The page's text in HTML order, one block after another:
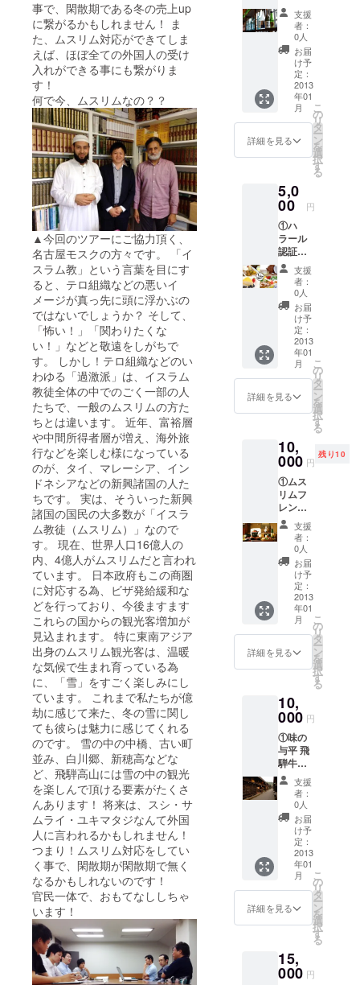
事で、閑散期である冬の売上up
に繋がるかもしれません！ ま
た、ムスリム対応ができてしま
えば、ほぼ全ての外国人の受け
入れができる事にも繋がりま
す！
何で今、ムスリムなの？？
▲今回のツアーにご協力頂く、
名古屋モスクの方々です。 「イ
スラム教」という言葉を目にす
ると、テロ組織などの悪いイ
メージが真っ先に頭に浮かぶの
ではないでしょうか？ そして、
「怖い！」「関わりたくな
い！」などと敬遠をしがちで
す。 しかし！テロ組織などのい
わゆる「過激派」は、イスラム
教徒全体の中でのごく一部の人
たちで、一般のムスリムの方た
ちとは違います。 近年、富裕層
や中間所得者層が増え、海外旅
行などを楽しむ様になっている
のが、タイ、マレーシア、イン
ドネシアなどの新興諸国の人た
ちです。 実は、そういった新興
諸国の国民の大多数が「イスラ
ム教徒（ムスリム）」なので
す。 現在、世界人口16億人の
内、4億人がムスリムだと言われ
ています。 日本政府もこの商圏
に対応する為、ビザ発給緩和な
どを行っており、今後ますます
これらの国からの観光客増加が
見込まれます。 特に東南アジア
出身のムスリム観光客は、温暖
な気候で生まれ育っている為
に、「雪」をすごく楽しみにし
ています。 これまで私たちが億
劫に感じて来た、冬の雪に関し
ても彼らは魅力に感じてくれる
のです。 雪の中の中橋、古い町
並み、白川郷、新穂高などな
ど、飛騨高山には雪の中の観光
を楽しんで頂ける要素がたくさ
んあります！ 将来は、スシ・サ
ムライ・ユキマタジなんて外国
人に言われるかもしれません！
つまり！ムスリム対応をしてい
く事で、閑散期が閑散期で無く
なるかもしれないのです！
官民一体で、おもてなししちゃ
います！
カー
新酒1本
この12
月に出
来上
がった
新酒
を、1本
ご贈呈
しま
す！ ②
オリジ
ナルキ
カー
支援
者：
0人
お届
け予
定：
2013
年01
月
詳細を見る
こ
の
リ
タ
ー
ン
を
選
択
す
る
5,0
00 円
①ハ
ラール
認証取
得品
キット
・ナシ
ゴレン
（ピリ
チャー
ハン）
の素 ・
ミート
カレー
ソース
メン ト
ムヤム
味 2個
セット
・レイ
ヤー
ケー
キ オ
リジナ
ル
（バー
ムクー
ヘン）
・ココ
ナッツ
ミルク
（テト
楽しめ
るハ
認証取
得品を
ご提供
します!
②オリ
ジナル
キブラ
ステッ
カー
支援
者：
0人
お届
け予
定：
2013
年01
月
詳細を見る
こ
の
リ
タ
ー
ン
を
選
択
す
る
10,
000 円
残り10
①ムス
リムフ
レンド
リーメ
ニュー
試食会
＠旅館
田邊 今
回の招
待ツ
アーに
て実際
に提供
した“ム
スリム
を、ご
支援頂
いた皆
様で一
緒に食
べてみ
ましょ
う！ ②
ハラー
ル認証
取得商
品キッ
ト ・ナ
シゴレ
ン（ピ
リ辛
チャー
カレー
ソース
支援
者：
0人
お届
け予
定：
2013
年01
月
詳細を見る
こ
の
リ
タ
ー
ン
を
選
択
す
る
10,
000 円
①味の
与平 飛
騨牛御
膳ペア
食事券
（直接
予約必
要） ②
舩坂酒
造店
2014年
新酒1本
③オリ
ジナル
キブラ
支援
者：
0人
お届
け予
定：
2013
年01
月
詳細を見る
こ
の
リ
タ
ー
ン
を
選
択
す
る
15,
000 円